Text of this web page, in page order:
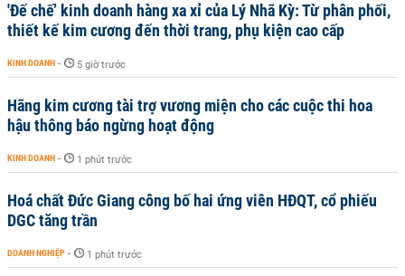
'Đế chế’ kinh doanh hàng xa xỉ của Lý Nhã Kỳ: Từ phân phối,
thiết kế kim cương đến thời trang, phụ kiện cao cấp
KINH DOANH - 5 giờ trước
Hãng kim cương tài trợ vương miện cho các cuộc thi hoa
hậu thông báo ngừng hoạt động
KINH DOANH - 1 phút trước
Hoá chất Đức Giang công bố hai ứng viên HĐQT, cổ phiếu
DGC tăng trần
DOANH NGHIỆP - 1 phút trước